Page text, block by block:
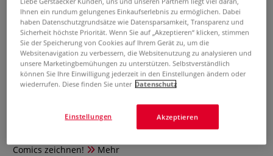
Vom Entwurf zum selbst
gezeichneten Manga
Schritt für Schritt zum Manga-Style - mithilfe von einfachen
Comics zeichnen!
Mehr
Ihnen ein rundum gelungenes Einkaufserlebnis zu ermöglichen. Dabei
haben Datenschutzgrundsätze wie Datensparsamkeit, Transparenz und
Sicherheit höchste Priorität. Wenn Sie auf „Akzeptieren“ klicken, stimmen
Sie der Speicherung von Cookies auf Ihrem Gerät zu, um die
Websitenavigation zu verbessern, die Websitenutzung zu analysieren und
unsere Marketingbemühungen zu unterstützen. Selbstverständlich
können Sie Ihre Einwilligung jederzeit in den Einstellungen ändern oder
wiederrufen. Diese finden Sie unter Datenschutz
Akzeptieren
Einstellungen